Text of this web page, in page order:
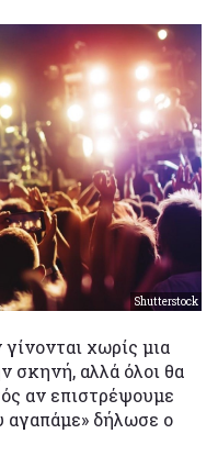
Shutterstock
χωρίς μια
σκηνή, αλλά όλοι θα
αν επιστρέψουμε
αγαπάμε» δήλωσε ο